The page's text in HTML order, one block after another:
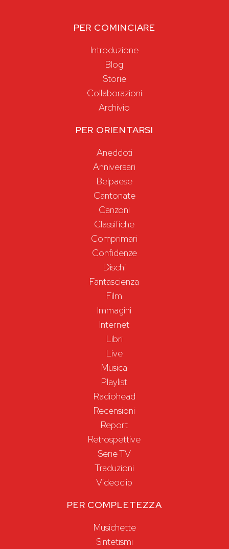
PER COMINCIARE
Introduzione
Blog
Storie
Collaborazioni
Archivio
PER ORIENTARSI
Aneddoti
Anniversari
Belpaese
Cantonate
Canzoni
Classifiche
Comprimari
Confidenze
Dischi
Fantascienza
Film
Immagini
Internet
Libri
Live
Musica
Playlist
Radiohead
Recensioni
Report
Retrospettive
Serie TV
Traduzioni
Videoclip
PER COMPLETEZZA
Musichette
Sintetismi